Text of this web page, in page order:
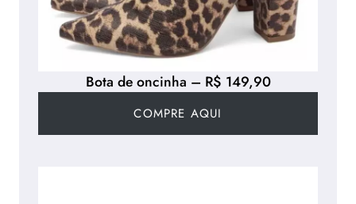
Bota de oncinha – R$ 149,90
COMPRE AQUI